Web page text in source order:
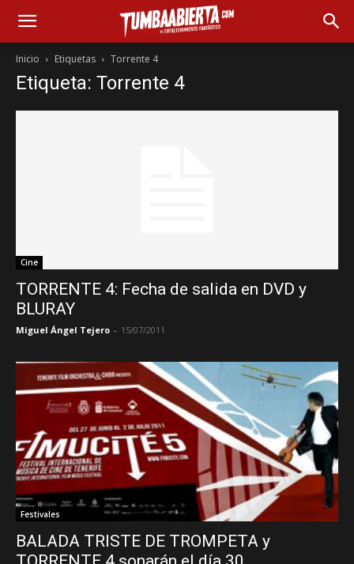
Inicio Etiquetas Torrente 4
Etiqueta: Torrente 4
Cine
TORRENTE 4: Fecha de salida en DVD y
BLURAY
Miguel Ángel Tejero - 15/07/2011
Festivales
BALADA TRISTE DE TROMPETA y